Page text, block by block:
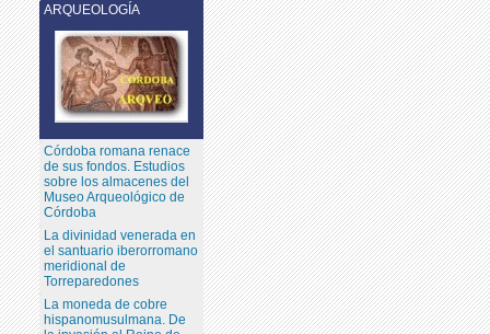
ARQUEOLOGÍA
Córdoba romana renace
de sus fondos. Estudios
sobre los almacenes del
Museo Arqueológico de
Córdoba
La divinidad venerada en
el santuario iberorromano
meridional de
Torreparedones
La moneda de cobre
hispanomusulmana. De